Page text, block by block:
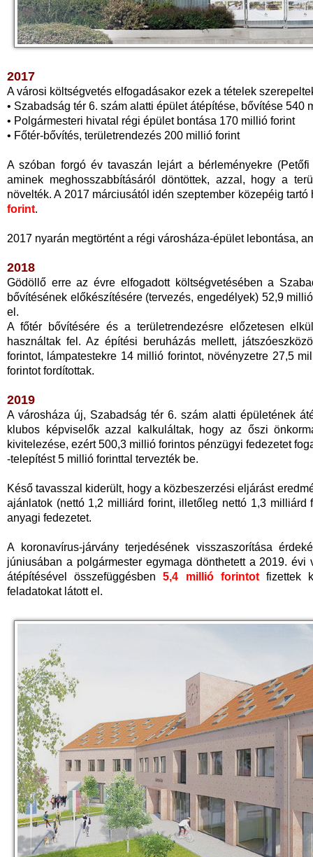
2017
A városi költségvetés elfogadásakor ezek a tételek
• Szabadság tér 6. szám alatti épület átépítése, bővítése 540
• Polgármesteri hivatal régi épület bontása 170 millió forint
• Főtér-bővítés, területrendezés 200 millió forint
A szóban forgó év tavaszán lejárt a bérleményekre
aminek meghosszabbításáról döntöttek, azzal, hogy a
növelték. A 2017 márciusától idén szeptember közepéig
forint.
2017 nyarán megtörtént a régi városháza-épület lebontása,
2018
Gödöllő erre az évre elfogadott költségvetésében a
bővítésének előkészítésére (tervezés, engedélyek) 52,9
el.
A főtér bővítésére és a területrendezésre előzetesen
használtak fel. Az építési beruházás mellett,
forintot, lámpatestekre 14 millió forintot, növényzetre 27,5
forintot fordítottak.
2019
A városháza új, Szabadság tér 6. szám alatti épületének
klubos képviselők azzal kalkuláltak, hogy az őszi
kivitelezése, ezért 500,3 millió forintos pénzügyi fedezetet
-telepítést 5 millió forinttal tervezték be.
Késő tavasszal kiderült, hogy a közbeszerzési eljárást
ajánlatok (nettó 1,2 milliárd forint, illetőleg nettó 1,3
anyagi fedezetet.
A koronavírus-járvány terjedésének visszaszorítása
júniusában a polgármester egymaga dönthetett a 2019.
átépítésével összefüggésben5,4 millió forintotfizettek
feladatokat látott el.